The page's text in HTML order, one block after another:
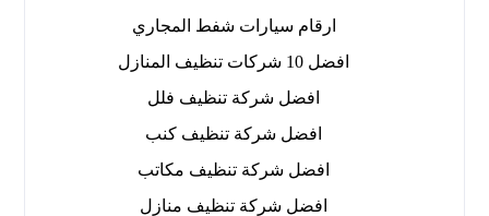
ارقام سيارات شفط المجاري
افضل 10 شركات تنظيف المنازل
افضل شركة تنظيف فلل
افضل شركة تنظيف كنب
افضل شركة تنظيف مكاتب
افضل شركة تنظيف منازل